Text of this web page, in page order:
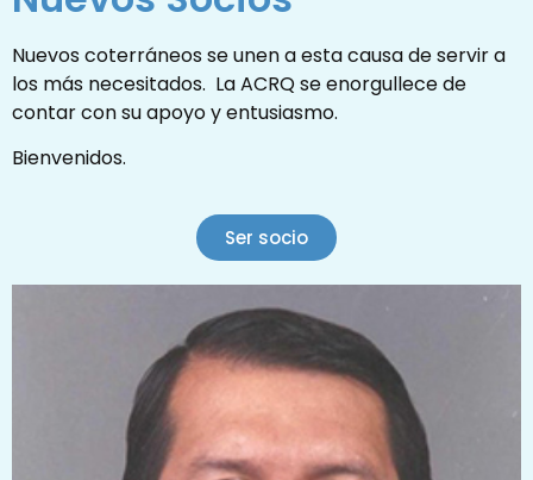
Ir a su repositorio
Nuevos coterráneos se unen a esta causa de servir a
los más necesitados. La ACRQ se enorgullece de
contar con su apoyo y entusiasmo.
Bienvenidos.
Ser socio